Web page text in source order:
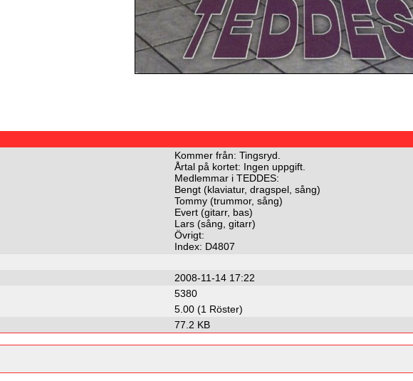
Kommer från: Tingsryd.
Årtal på kortet: Ingen uppgift.
Medlemmar i TEDDES:
Bengt (klaviatur, dragspel, sång)
Tommy (trummor, sång)
Evert (gitarr, bas)
Lars (sång, gitarr)
Övrigt:
Index: D4807
2008-11-14 17:22
5380
5.00 (1 Röster)
77.2 KB